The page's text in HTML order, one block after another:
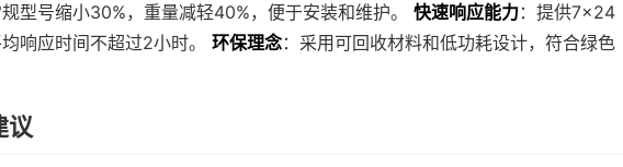
型号缩小30%，重量减轻40%，便于安装和维护。 快速响应能力：提供7×24
响应时间不超过2小时。 环保理念：采用可回收材料和低功耗设计，符合绿色
议